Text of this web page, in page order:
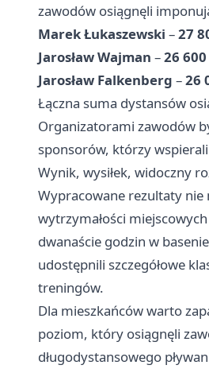
zawodów osiągnęli
Marek Łukaszewski –27
Jarosław Wajman –26
Jarosław Falkenberg –26
Łączna suma dystansów
Organizatorami zawodów
sponsorów, którzy
Wynik, wysiłek, widoczny
Wypracowane rezultaty
wytrzymałości
dwanaście godzin w
udostępnili szczegółowe
treningów.
Dla mieszkańców warto
poziom, który osiągnęli
długodystansowego